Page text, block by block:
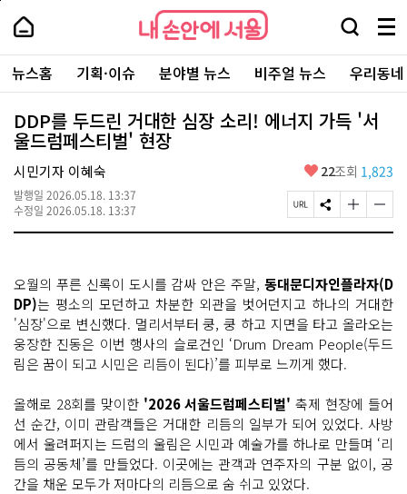
본
로
가
내
손
안
에
서
울
-
서
울
시
대
표
소
통
포
내
손
에
울
검
창
열
기
메
뉴
전
체
보
주
요
서
뉴스홈 기획·이슈 분야별 뉴스 비주얼 뉴스 우리동
DDP를 두드린 거대한 심장 소리! 에너지 가득 '서
울드럼페스티벌' 현장
시민기자 이혜숙
발행일 2026.05.18. 13:37
수정일 2026.05.18. 13:37
좋
요
22조회 1,823
페
이
L
복
사
S
N
유
하
기
글
자
크
게
변
경
하
기
글
자
작
게
변
경
하
기
오월의 푸른 신록이 도시를 감싸 안은 주말, 동대문디자인플라자(D
DP)는 평소의 모던하고 차분한 외관을 벗어던지고 하나의 거대한
'심장'으로 변신했다. 멀리서부터 쿵, 쿵 하고 지면을 타고 올라오는
웅장한 진동은 이번 행사의 슬로건인 ‘Drum Dream People(두드
림은 꿈이 되고 시민은 리듬이 된다)’를 피부로 느끼게 했다.
올해로 28회를 맞이한 '2026 서울드럼페스티벌' 축제 현장에 들어
선 순간, 이미 관람객들은 거대한 리듬의 일부가 되어 있었다. 사방
에서 울려퍼지는 드럼의 울림은 시민과 예술가를 하나로 만들며 ‘리
듬의 공동체’를 만들었다. 이곳에는 관객과 연주자의 구분 없이, 공
간을 채운 모두가 저마다의 리듬으로 숨 쉬고 있었다.
페
상
단
로